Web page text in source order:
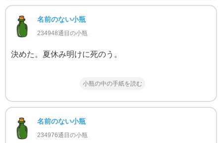
名前のない小瓶
234948通目の小瓶
決めた。夏休み明けに死のう。
小瓶の中の手紙を読む
名前のない小瓶
234976通目の小瓶